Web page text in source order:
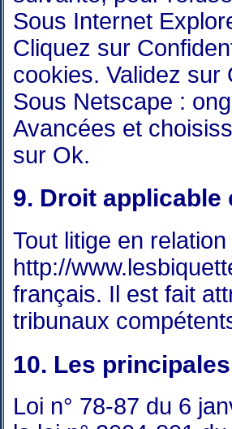
Sous Internet
Cliquez sur
cookies. Validez sur
Sous Netscape :
Avancées et
sur Ok.
9. Droit
Tout litige en
http://
français. Il est fait
tribunaux
10. Les
Loi n° 78-87 du 6